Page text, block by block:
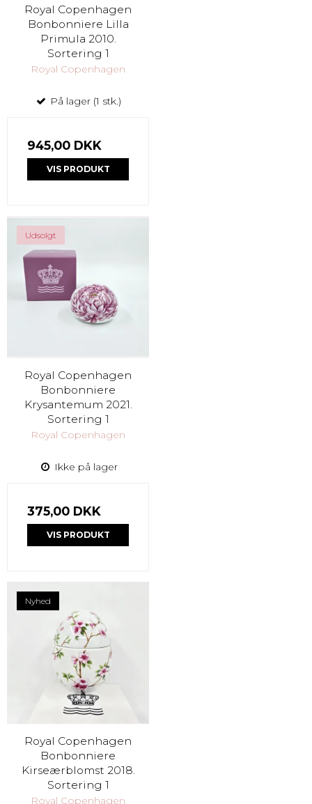
Royal Copenhagen
Bonbonniere Lilla
Primula 2010.
Sortering 1
Royal Copenhagen
På lager (1 stk.)
945,00 DKK
VIS PRODUKT
Udsolgt
Royal Copenhagen
Bonbonniere
Krysantemum 2021.
Sortering 1
Royal Copenhagen
Ikke på lager
375,00 DKK
VIS PRODUKT
Nyhed
Royal Copenhagen
Bonbonniere
Kirseærblomst 2018.
Sortering 1
Royal Copenhagen